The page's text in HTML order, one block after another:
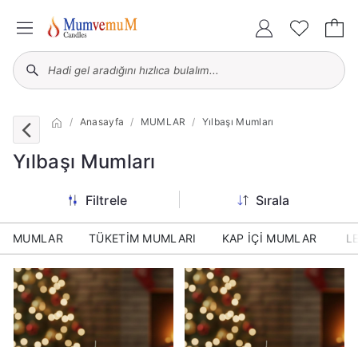
Anasayfa MUMLAR Yılbaşı Mumları
Yılbaşı Mumları
Filtrele Sırala
MUMLAR TÜKETİM MUMLARI KAP İÇİ MUMLAR